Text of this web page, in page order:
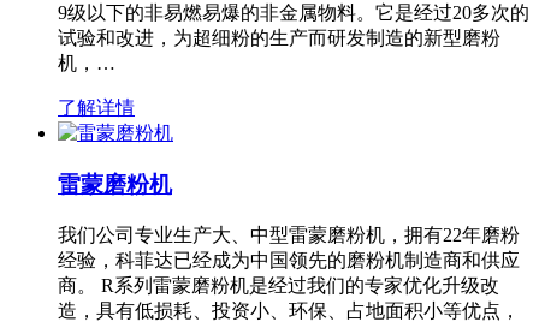
9级以下的非易燃易爆的非金属物料。它是经过20多次的
试验和改进，为超细粉的生产而研发制造的新型磨粉
机，…
了解详情
雷蒙磨粉机
我们公司专业生产大、中型雷蒙磨粉机，拥有22年磨粉
经验，科菲达已经成为中国领先的磨粉机制造商和供应
商。 R系列雷蒙磨粉机是经过我们的专家优化升级改
造，具有低损耗、投资小、环保、占地面积小等优点，